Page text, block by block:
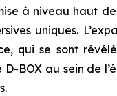
à niveau haut
uniques.
qui se sont
BOX au sein de